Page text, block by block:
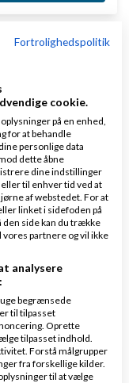
Fortrolighedspolitik
cookie.
på en enhed,
for at behandle
personlige data
dette åbne
dine indstillinger
til enhver tid ved at
af webstedet. For at
linket i sidefoden på
den side kan du trække
vores partnere og vil ikke
analysere
begrænsede
til tilpasset
Oprette
tilpasset indhold.
Forstå målgrupper
fra forskellige kilder.
til at vælge